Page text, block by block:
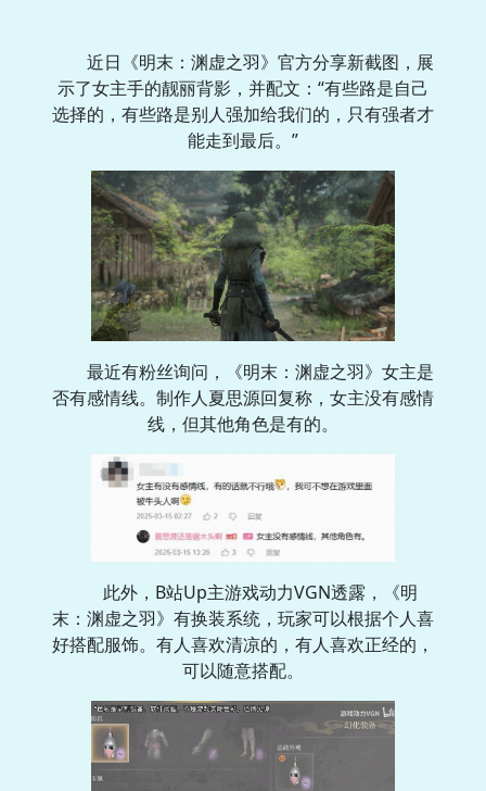
近日《明末：渊虚之羽》官方分享新截图，展
示了女主手的靓丽背影，并配文：“有些路是自己
选择的，有些路是别人强加给我们的，只有强者才
能走到最后。”
最近有粉丝询问，《明末：渊虚之羽》女主是
否有感情线。制作人夏思源回复称，女主没有感情
线，但其他角色是有的。
此外，B站Up主游戏动力VGN透露，《明
末：渊虚之羽》有换装系统，玩家可以根据个人喜
好搭配服饰。有人喜欢清凉的，有人喜欢正经的，
可以随意搭配。